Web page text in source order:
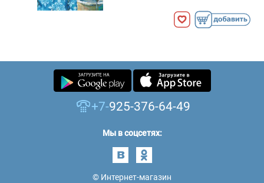
+7-925-376-64-49
Мы в соцсетях:
© Интернет-магазин